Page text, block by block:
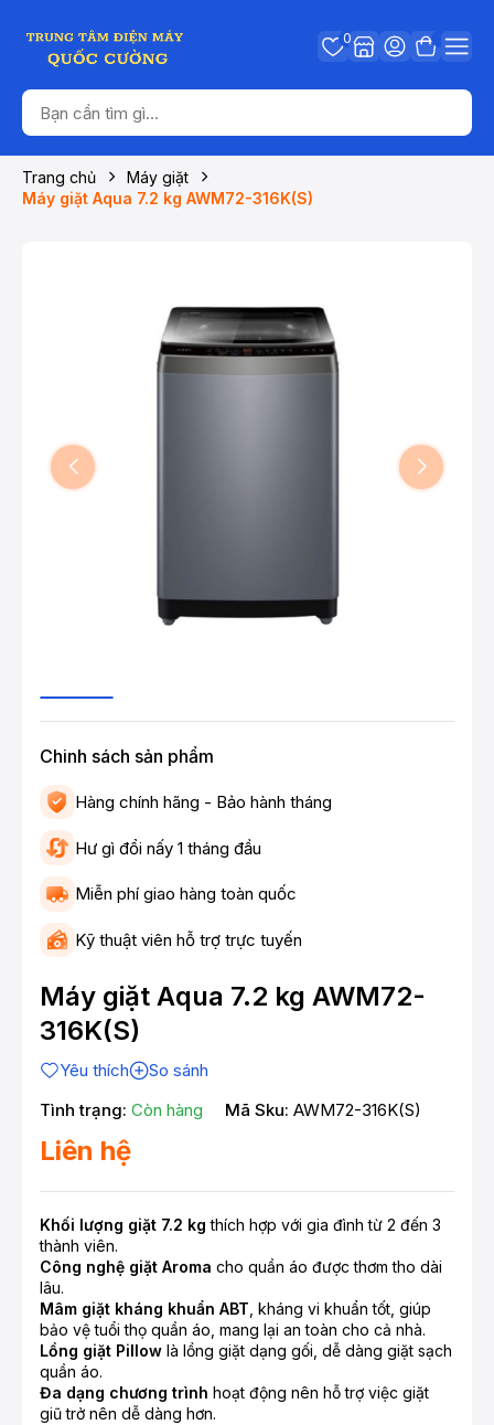
0
Trang chủ
Máy giặt
Máy giặt Aqua 7.2 kg AWM72-316K(S)
Chinh sách sản phẩm
Hàng chính hãng - Bảo hành tháng
Hư gì đổi nấy 1 tháng đầu
Miễn phí giao hàng toàn quốc
Kỹ thuật viên hỗ trợ trực tuyến
Máy giặt Aqua 7.2 kg AWM72-
316K(S)
Yêu thích
So sánh
Tình trạng: Còn hàng Mã Sku: AWM72-316K(S)
Liên hệ
Khối lượng giặt 7.2 kg thích hợp với gia đình từ 2 đến 3
thành viên.
Công nghệ giặt Aroma cho quần áo được thơm tho dài
lâu.
Mâm giặt kháng khuẩn ABT, kháng vi khuẩn tốt, giúp
bảo vệ tuổi thọ quần áo, mang lại an toàn cho cả nhà.
Lồng giặt Pillow là lồng giặt dạng gối, dễ dàng giặt sạch
quần áo.
Đa dạng chương trình hoạt động nên hỗ trợ việc giặt
giũ trở nên dễ dàng hơn.